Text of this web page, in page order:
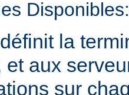
la
et aux
sur